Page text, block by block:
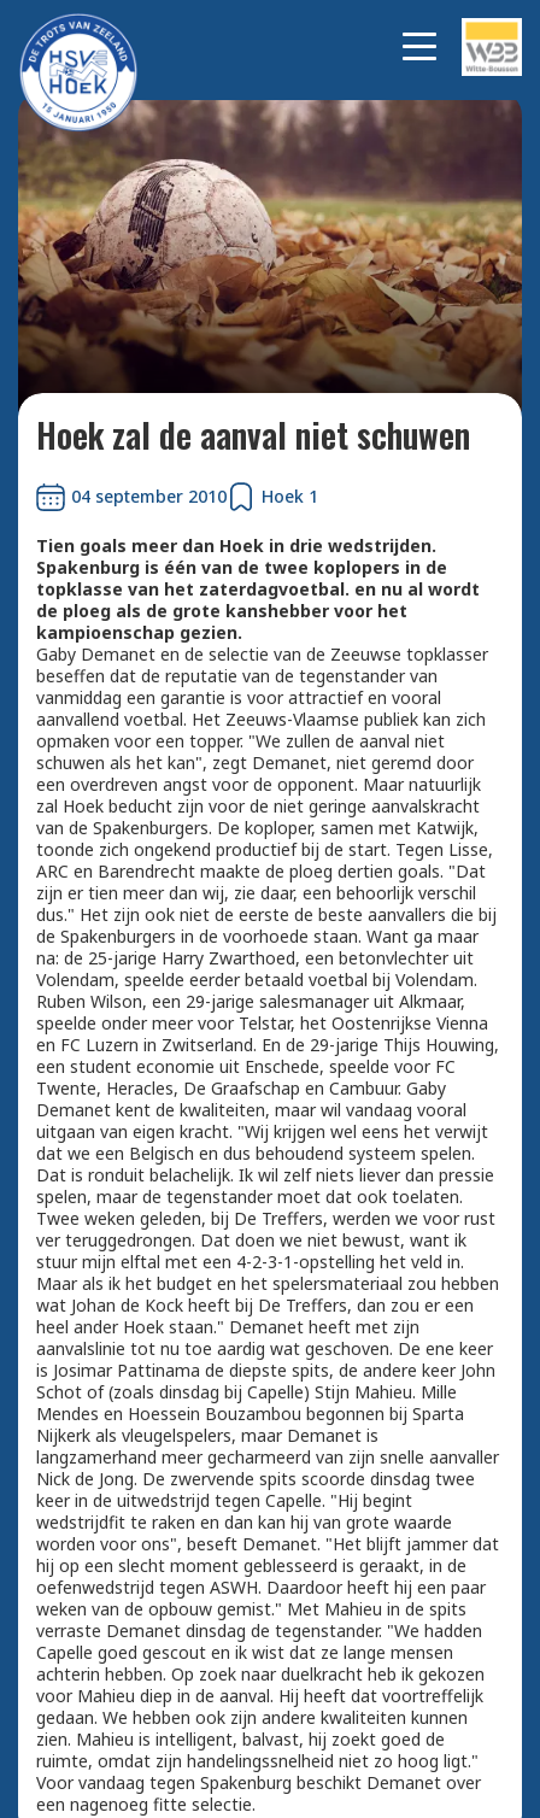
Bekijk alle foto's
Hoek zal de aanval niet schuwen
04 september 2010 Hoek 1
Tien goals meer dan Hoek in drie wedstrijden.
Spakenburg is één van de twee koplopers in de
topklasse van het zaterdagvoetbal. en nu al wordt
de ploeg als de grote kanshebber voor het
kampioenschap gezien.
Gaby Demanet en de selectie van de Zeeuwse topklasser
beseffen dat de reputatie van de tegenstander van
vanmiddag een garantie is voor attractief en vooral
aanvallend voetbal. Het Zeeuws-Vlaamse publiek kan zich
opmaken voor een topper. "We zullen de aanval niet
schuwen als het kan", zegt Demanet, niet geremd door
een overdreven angst voor de opponent. Maar natuurlijk
zal Hoek beducht zijn voor de niet geringe aanvalskracht
van de Spakenburgers. De koploper, samen met Katwijk,
toonde zich ongekend productief bij de start. Tegen Lisse,
ARC en Barendrecht maakte de ploeg dertien goals. "Dat
zijn er tien meer dan wij, zie daar, een behoorlijk verschil
dus." Het zijn ook niet de eerste de beste aanvallers die bij
de Spakenburgers in de voorhoede staan. Want ga maar
na: de 25-jarige Harry Zwarthoed, een betonvlechter uit
Volendam, speelde eerder betaald voetbal bij Volendam.
Ruben Wilson, een 29-jarige salesmanager uit Alkmaar,
speelde onder meer voor Telstar, het Oostenrijkse Vienna
en FC Luzern in Zwitserland. En de 29-jarige Thijs Houwing,
een student economie uit Enschede, speelde voor FC
Twente, Heracles, De Graafschap en Cambuur. Gaby
Demanet kent de kwaliteiten, maar wil vandaag vooral
uitgaan van eigen kracht. "Wij krijgen wel eens het verwijt
dat we een Belgisch en dus behoudend systeem spelen.
Dat is ronduit belachelijk. Ik wil zelf niets liever dan pressie
spelen, maar de tegenstander moet dat ook toelaten.
Twee weken geleden, bij De Treffers, werden we voor rust
ver teruggedrongen. Dat doen we niet bewust, want ik
stuur mijn elftal met een 4-2-3-1-opstelling het veld in.
Maar als ik het budget en het spelersmateriaal zou hebben
wat Johan de Kock heeft bij De Treffers, dan zou er een
heel ander Hoek staan." Demanet heeft met zijn
aanvalslinie tot nu toe aardig wat geschoven. De ene keer
is Josimar Pattinama de diepste spits, de andere keer John
Schot of (zoals dinsdag bij Capelle) Stijn Mahieu. Mille
Mendes en Hoessein Bouzambou begonnen bij Sparta
Nijkerk als vleugelspelers, maar Demanet is
langzamerhand meer gecharmeerd van zijn snelle aanvaller
Nick de Jong. De zwervende spits scoorde dinsdag twee
keer in de uitwedstrijd tegen Capelle. "Hij begint
wedstrijdfit te raken en dan kan hij van grote waarde
worden voor ons", beseft Demanet. "Het blijft jammer dat
hij op een slecht moment geblesseerd is geraakt, in de
oefenwedstrijd tegen ASWH. Daardoor heeft hij een paar
weken van de opbouw gemist." Met Mahieu in de spits
verraste Demanet dinsdag de tegenstander. "We hadden
Capelle goed gescout en ik wist dat ze lange mensen
achterin hebben. Op zoek naar duelkracht heb ik gekozen
voor Mahieu diep in de aanval. Hij heeft dat voortreffelijk
gedaan. We hebben ook zijn andere kwaliteiten kunnen
zien. Mahieu is intelligent, balvast, hij zoekt goed de
ruimte, omdat zijn handelingssnelheid niet zo hoog ligt."
Voor vandaag tegen Spakenburg beschikt Demanet over
een nagenoeg fitte selectie.